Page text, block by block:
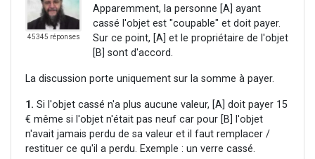
45345 réponses
Apparemment, la personne [A] ayant
cassé l'objet est "coupable" et doit payer.
Sur ce point, [A] et le propriétaire de l'objet
[B] sont d'accord.
La discussion porte uniquement sur la somme à payer.
1. Si l'objet cassé n'a plus aucune valeur, [A] doit payer 15
€ même si l'objet n'était pas neuf car pour [B] l'objet
n'avait jamais perdu de sa valeur et il faut remplacer /
restituer ce qu'il a perdu. Exemple : un verre cassé.